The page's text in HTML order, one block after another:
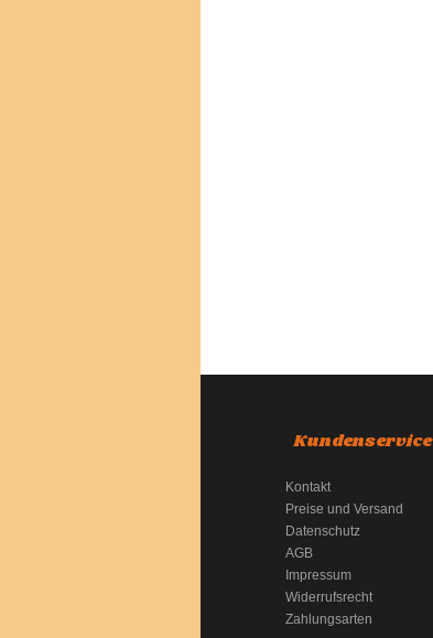
Kundenservice
Kontakt
Preise und Versand
Datenschutz
AGB
Impressum
Widerrufsrecht
Zahlungsarten